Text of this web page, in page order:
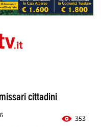
cittadini
353